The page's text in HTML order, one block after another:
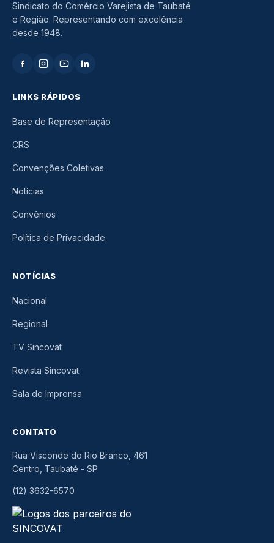
Sindicato do Comércio Varejista de Taubaté
e Região. Representando com excelência
desde 1948.
LINKS RÁPIDOS
Base de Representação
CRS
Convenções Coletivas
Notícias
Convênios
Política de Privacidade
NOTÍCIAS
Nacional
Regional
TV Sincovat
Revista Sincovat
Sala de Imprensa
CONTATO
Rua Visconde do Rio Branco, 461
Centro, Taubaté - SP
(12) 3632-6570